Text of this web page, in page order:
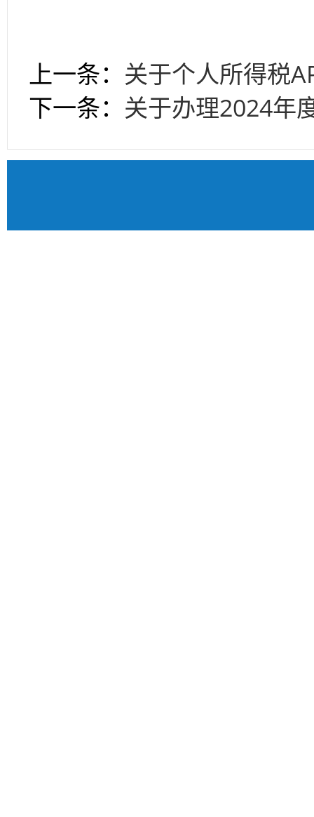
上一条： 关于个人所得税
下一条： 关于办理2024年